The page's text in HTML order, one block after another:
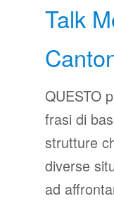
Talk
QUESTO
frasi di
strutture
diverse
ad